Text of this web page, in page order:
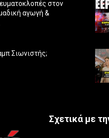
στον
αγωγή &
Σιωνιστής;
Σχετικά με